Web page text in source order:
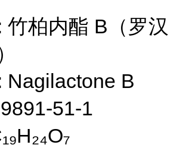
竹柏内酯 B（罗汉
Nagilactone B
51-1